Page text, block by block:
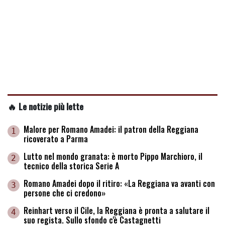
🔥 Le notizie più lette
1 Malore per Romano Amadei: il patron della Reggiana
ricoverato a Parma
2 Lutto nel mondo granata: è morto Pippo Marchioro, il
tecnico della storica Serie A
3 Romano Amadei dopo il ritiro: «La Reggiana va avanti con
persone che ci credono»
4 Reinhart verso il Cile, la Reggiana è pronta a salutare il
suo regista. Sullo sfondo c'è Castagnetti